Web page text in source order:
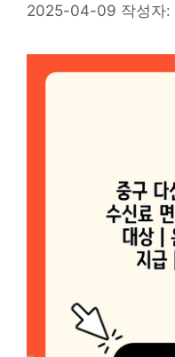
2025-04-09 작성자: